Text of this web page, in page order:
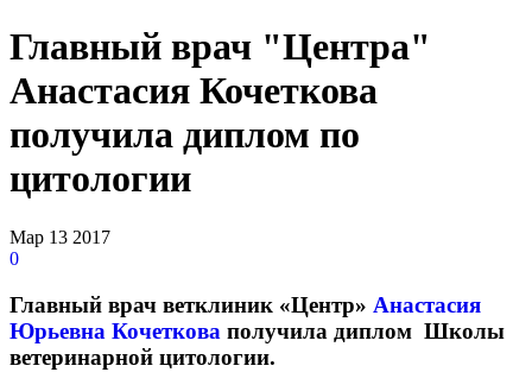
Главный врач "Центра"
Анастасия Кочеткова
получила диплом по
цитологии
Мар 13 2017
0
Главный врач ветклиник «Центр» Анастасия
Юрьевна Кочеткова получила диплом Школы
ветеринарной цитологии.